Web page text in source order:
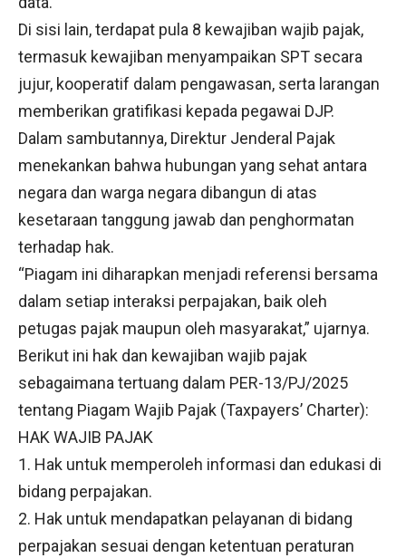
Di sisi lain, terdapat pula 8 kewajiban wajib pajak,
termasuk kewajiban menyampaikan SPT secara
jujur, kooperatif dalam pengawasan, serta larangan
memberikan gratifikasi kepada pegawai DJP.
Dalam sambutannya, Direktur Jenderal Pajak
menekankan bahwa hubungan yang sehat antara
negara dan warga negara dibangun di atas
kesetaraan tanggung jawab dan penghormatan
terhadap hak.
“Piagam ini diharapkan menjadi referensi bersama
dalam setiap interaksi perpajakan, baik oleh
petugas pajak maupun oleh masyarakat,” ujarnya.
Berikut ini hak dan kewajiban wajib pajak
sebagaimana tertuang dalam PER-13/PJ/2025
tentang Piagam Wajib Pajak (Taxpayers’ Charter):
HAK WAJIB PAJAK
1. Hak untuk memperoleh informasi dan edukasi di
bidang perpajakan.
2. Hak untuk mendapatkan pelayanan di bidang
perpajakan sesuai dengan ketentuan peraturan